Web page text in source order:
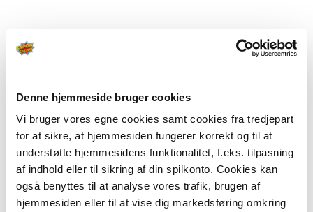
Denne hjemmeside bruger cookies
Vi bruger vores egne cookies samt cookies fra tredjepart
for at sikre, at hjemmesiden fungerer korrekt og til at
understøtte hjemmesidens funktionalitet, f.eks. tilpasning
af indhold eller til sikring af din spilkonto. Cookies kan
også benyttes til at analyse vores trafik, brugen af
hjemmesiden eller til at vise dig markedsføring omkring